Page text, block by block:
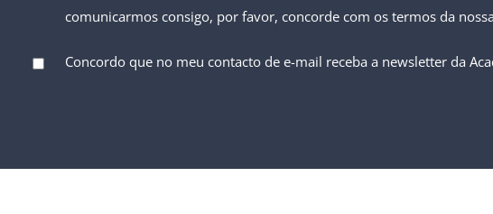
comunicarmos consigo, por favor, concorde com os termos da nossa
Concordo que no meu contacto de e-mail receba a newsletter da